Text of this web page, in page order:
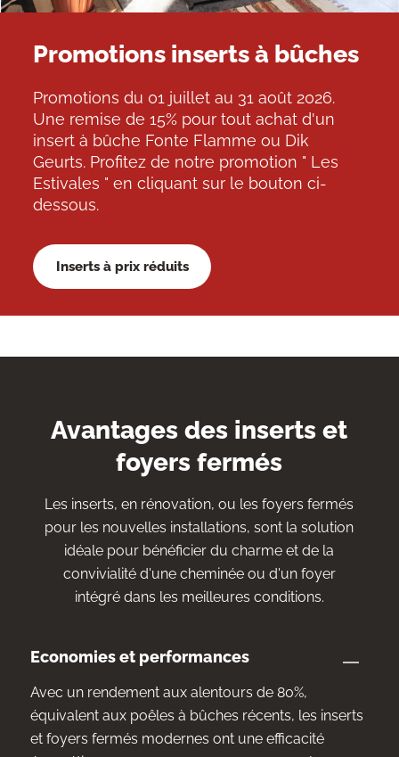
Promotions inserts à bûches
Promotions du 01 juillet au 31 août 2026.
Une remise de 15% pour tout achat d'un
insert à bûche Fonte Flamme ou Dik
Geurts. Profitez de notre promotion " Les
Estivales " en cliquant sur le bouton ci-
dessous.
Inserts à prix réduits
Avantages des inserts et
foyers fermés
Les inserts, en rénovation, ou les foyers fermés
pour les nouvelles installations, sont la solution
idéale pour bénéficier du charme et de la
convivialité d'une cheminée ou d'un foyer
intégré dans les meilleures conditions.
Economies et performances
Avec un rendement aux alentours de 80%,
équivalent aux poêles à bûches récents, les inserts
et foyers fermés modernes ont une efficacité